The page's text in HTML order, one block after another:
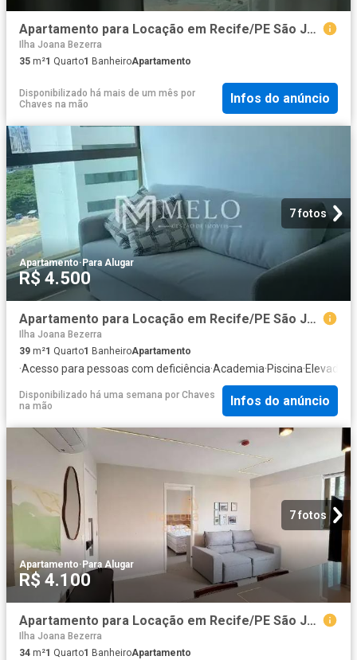
Apartamento para Locação em Recife/PE São José 1 Quartos
Ilha Joana Bezerra
35 m²1 Quarto1 BanheiroApartamento
Disponibilizado há mais de um mês por
Chaves na mão
Infos do anúncio
7 fotos
Apartamento·Para Alugar
R$ 4.500
Apartamento para Locação em Recife/PE São José 1 Quartos
Ilha Joana Bezerra
39 m²1 Quarto1 BanheiroApartamento
·Acesso para pessoas com deficiência·Academia·Piscina·Elevador
Disponibilizado há uma semana por Chaves
na mão
Infos do anúncio
7 fotos
Apartamento· Para Alugar
R$ 4.100
Apartamento para Locação em Recife/PE São José 1 Quartos
Ilha Joana Bezerra
34 m²1 Quarto1 BanheiroApartamento